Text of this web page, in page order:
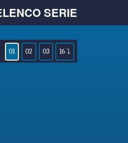
SERIE
01 02 03 16 ⤵